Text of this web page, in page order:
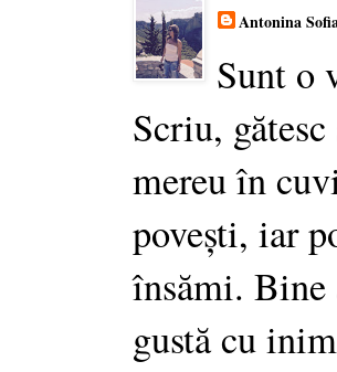
Antonina
Sunt o
Scriu,
mereu în
povești, iar
însămi. Bine
gustă cu